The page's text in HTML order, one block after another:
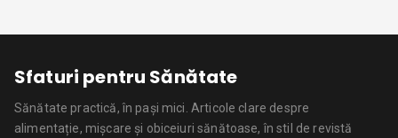
Sfaturi pentru Sănătate
Sănătate practică, în pași mici. Articole clare despre
alimentație, mișcare și obiceiuri sănătoase, în stil de revistă